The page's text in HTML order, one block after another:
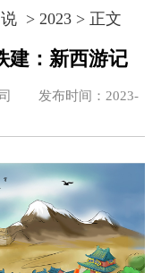
> 2023> 正文
建：新西游记
司 发布时间：2023-